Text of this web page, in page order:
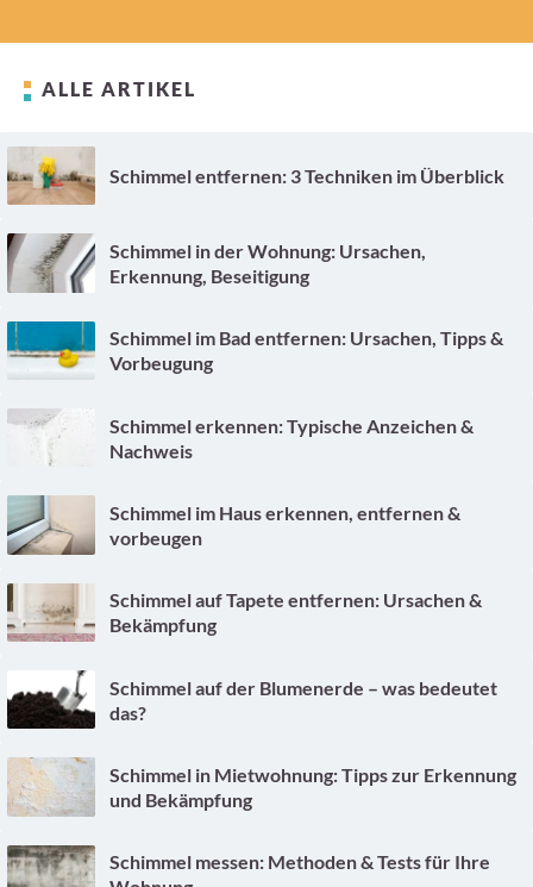
ALLE ARTIKEL
Schimmel entfernen: 3 Techniken im Überblick
Schimmel in der Wohnung: Ursachen,
Erkennung, Beseitigung
Schimmel im Bad entfernen: Ursachen, Tipps &
Vorbeugung
Schimmel erkennen: Typische Anzeichen &
Nachweis
Schimmel im Haus erkennen, entfernen &
vorbeugen
Schimmel auf Tapete entfernen: Ursachen &
Bekämpfung
Schimmel auf der Blumenerde – was bedeutet
das?
Schimmel in Mietwohnung: Tipps zur Erkennung
und Bekämpfung
Schimmel messen: Methoden & Tests für Ihre